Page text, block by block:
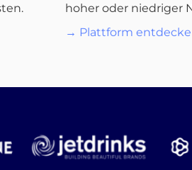
hoher oder niedriger
→ Plattform